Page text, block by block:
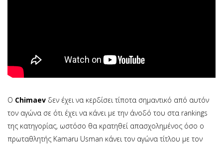
O Chimaev δεν έχει να κερδίσει τίποτα σημαντικό από αυτόν
τον αγώνα σε ότι έχει να κάνει με την άνοδό του στα rankings
της κατηγορίας, ωστόσο θα κρατηθεί απασχολημένος όσο ο
πρωταθλητής Kamaru Usman κάνει τον αγώνα τίτλου με τον